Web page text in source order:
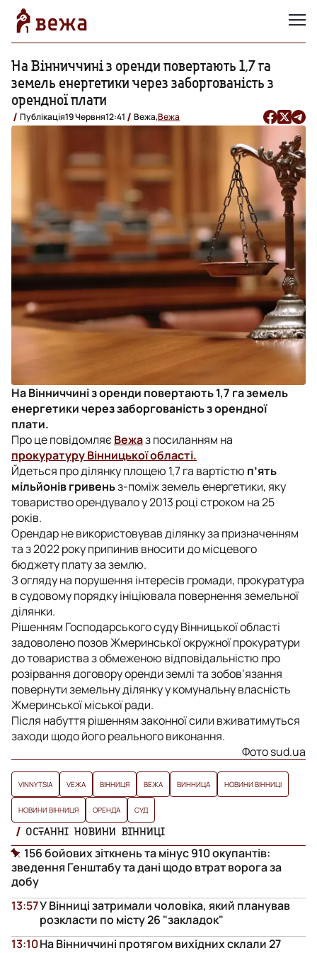
На Вінниччині з оренди повертають 1,7 га
земель енергетики через заборгованість з
орендної плати
Публікація19 Червня12:41 Вежа,Вежа
На Вінниччині з оренди повертають 1,7 га земель
енергетики через заборгованість з орендної
плати.
Про це повідомляєВежаз посиланням на
прокуратуру Вінницької області.
Йдеться про ділянку площею 1,7 га вартістю п’ять
мільйонів гривеньз-поміж земель енергетики, яку
товариство орендувало у 2013 році строком на 25
років.
Орендар не використовував ділянку за призначенням
та з 2022 року припинив вносити до місцевого
бюджету плату за землю.
З огляду на порушення інтересів громади, прокуратура
в судовому порядку ініціювала повернення земельної
ділянки.
Рішенням Господарського суду Вінницької області
задоволено позов Жмеринської окружної прокуратури
до товариства з обмеженою відповідальністю про
розірвання договору оренди землі та зобов’язання
повернути земельну ділянку у комунальну власність
Жмеринської міської ради.
Після набуття рішенням законної сили вживатимуться
заходи щодо його реального виконання.
Фото sud.ua
VINNYTSIA VЕЖА ВІННИЦЯ ВЕЖА ВИННИЦА НОВИНИ ВІННИЦІ
НОВИНИ ВІННИЦЯ ОРЕНДА СУД
ОСТАННІ НОВИНИ ВІННИЦІ
156 бойових зіткнень та мінус 910 окупантів:
зведення Генштабу та дані щодо втрат ворога за
добу
У Вінниці затримали чоловіка, який планував
розкласти по місту 26 "закладок"
13:57
На Вінниччині протягом вихідних склали 27
13:10